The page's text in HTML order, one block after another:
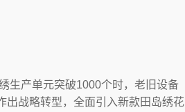
生产单元突破1000个时，老旧设备
出战略转型，全面引入新款田岛绣花